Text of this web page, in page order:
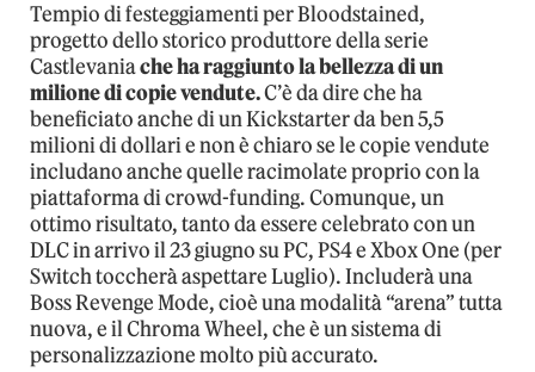
Tempio di festeggiamenti per Bloodstained,
progetto dello storico produttore della serie
Castlevaniache ha raggiunto la bellezza di un
milione di copie vendute.C’è da dire che ha
beneficiato anche di un Kickstarter da ben 5,5
milioni di dollari e non è chiaro se le copie vendute
includano anche quelle racimolate proprio con la
piattaforma di crowd-funding. Comunque, un
ottimo risultato, tanto da essere celebrato con un
DLC in arrivo il 23 giugno su PC, PS4 e Xbox One (per
Switch toccherà aspettare Luglio). Includerà una
Boss Revenge Mode, cioè una modalità “arena” tutta
nuova, e il Chroma Wheel, che è un sistema di
personalizzazione molto più accurato.